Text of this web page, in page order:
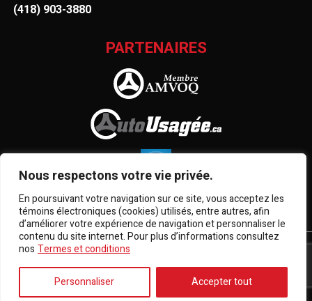
Nous respectons votre vie privée.
En poursuivant votre navigation sur ce site, vous acceptez les
témoins électroniques (cookies) utilisés, entre autres, afin
d’améliorer votre expérience de navigation et personnaliser le
contenu du site internet. Pour plus d’informations consultez
nos Termes et conditions
Personnaliser Accepter tout
(418) 903-3880
PARTENAIRES
Termes et conditions
Association des marchands de véhicules d'occasion du
AMVOQ ne se tient pas responsable du contenu, de la
publicité et des informations apparaissant sur ce site.